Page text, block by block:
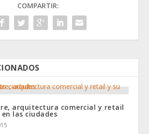
COMPARTIR:
arquitectura comercial y retail
las ciudades